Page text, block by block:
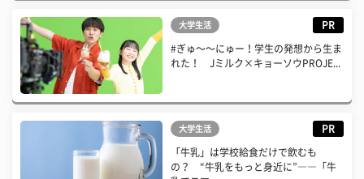
大学生活 PR
#ぎゅ〜〜にゅー！学生の発想から生ま
れた！ Jミルク×キョーソウPROJE...
大学生活 PR
「牛乳」は学校給食だけで飲むも
の？ “牛乳をもっと身近に”――「牛